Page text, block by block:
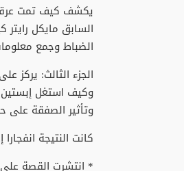
يكشف كيف تمت
السابق مايكل
الضباط وجمع
الجزء الثالث: يركز
وكيف استغل إبستين
وتأثير الصفقة على
كانت النتيجة انفجارا
* انتشرت القصة